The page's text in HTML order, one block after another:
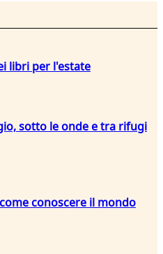
libri per l'estate
sotto le onde e tra rifugi
conoscere il mondo